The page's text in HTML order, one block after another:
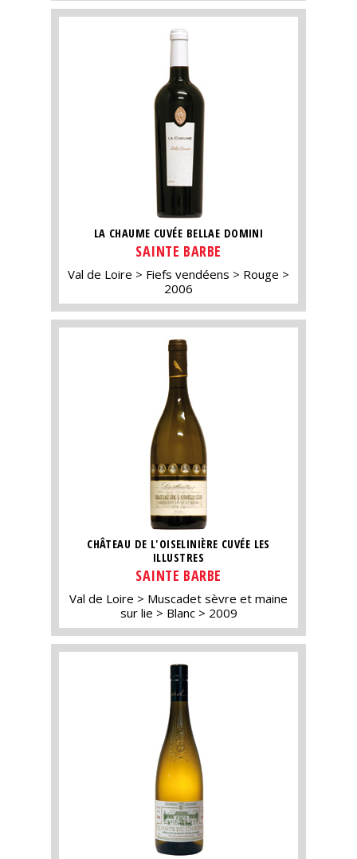
LA CHAUME CUVÉE BELLAE DOMINI
SAINTE BARBE
Val de Loire Fiefs vendéens
Rouge
2006
CHÂTEAU DE L'OISELINIÈRE CUVÉE LES
ILLUSTRES
SAINTE BARBE
Val de Loire
Muscadet sèvre et maine
sur lie
Blanc 2009